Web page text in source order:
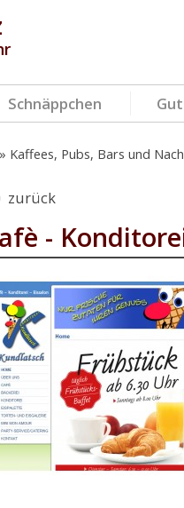
Schnäppchen
Kaffees, Pubs, Bars und
zurück
-